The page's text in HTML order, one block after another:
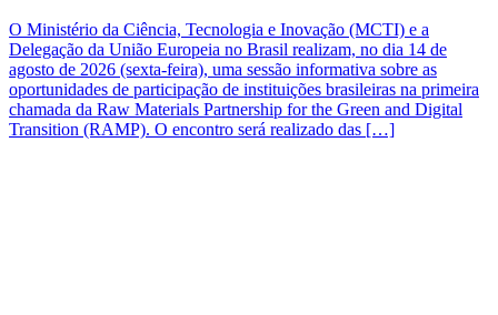
O Ministério da Ciência, Tecnologia e Inovação (MCTI) e a
Delegação da União Europeia no Brasil realizam, no dia 14 de
agosto de 2026 (sexta-feira), uma sessão informativa sobre as
oportunidades de participação de instituições brasileiras na primeira
chamada da Raw Materials Partnership for the Green and Digital
Transition (RAMP). O encontro será realizado das […]